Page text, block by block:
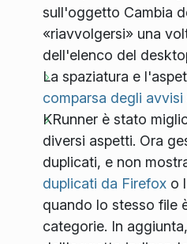
sull'oggetto Cambia
«riavvolgersi» una
dell'elenco del
La spaziatura e
comparsa degli avvisi
KRunner è stato
diversi aspetti. Ora
duplicati, e non
duplicati da Firefox o
quando lo stesso file
categorie. In